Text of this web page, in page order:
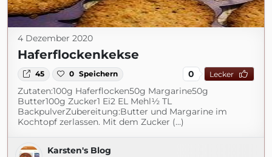
4 Dezember 2020
Haferflockenkekse
45 0 Speichern 0 Lecker
Zutaten:100g Haferflocken50g Margarine50g
Butter100g Zucker1 Ei2 EL Mehl½ TL
BackpulverZubereitung:Butter und Margarine im
Kochtopf zerlassen. Mit dem Zucker (...)
Karsten's Blog